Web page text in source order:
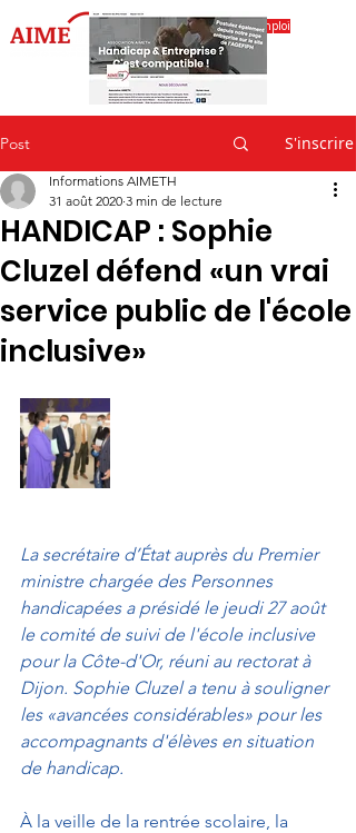
Accéder à l'espace emploi
Post S'inscrire
HANDICAP : Sophie
Cluzel défend «un vrai
service public de l'école
inclusive»
Informations AIMETH
31 août 2020 3 min de lecture
La secrétaire d’État auprès du Premier
ministre chargée des Personnes
handicapées a présidé le jeudi 27 août
le comité de suivi de l'école inclusive
pour la Côte-d'Or, réuni au rectorat à
Dijon. Sophie Cluzel a tenu à souligner
les «avancées considérables» pour les
accompagnants d'élèves en situation
de handicap.
À la veille de la rentrée scolaire, la